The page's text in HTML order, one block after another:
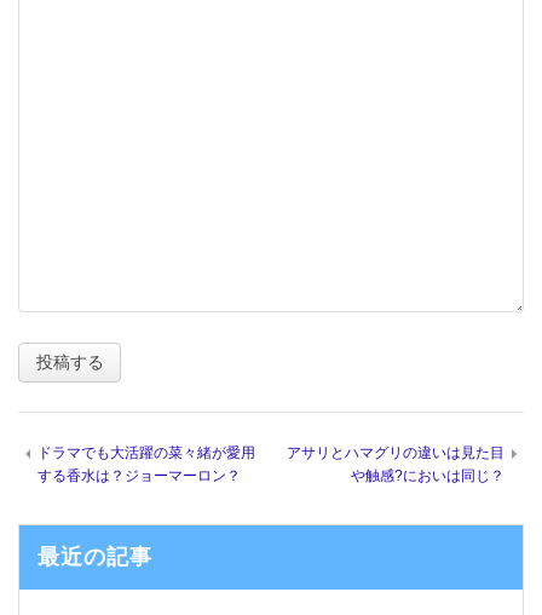
ドラマでも大活躍の菜々緒が愛用
する香水は？ジョーマーロン？
アサリとハマグリの違いは見た目
や触感?においは同じ？
最近の記事